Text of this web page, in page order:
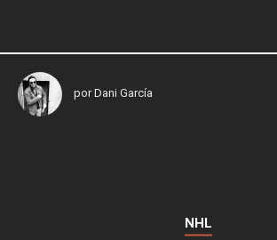
porDani García
NHL